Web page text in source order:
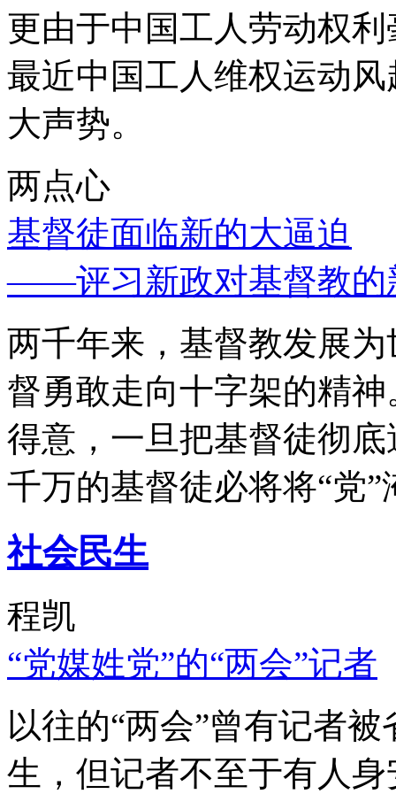
更由于中国工人劳动权
最近中国工人维权运动
大声势。
两点心
基督徒面临新的大逼迫
——评习新政对基督教的
两千年来，基督教发展
督勇敢走向十字架的精
得意，一旦把基督徒彻
千万的基督徒必将将“党”
社会民生
程凯
“党媒姓党”的“两会”记者
以往的“两会”曾有记者
生，但记者不至于有人